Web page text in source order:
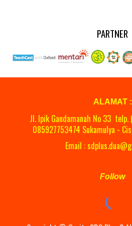
PARTNER
ALAMAT :
Jl. Ipik Gandamanah No 33
085927753474 Sukamulya -
Email :
Follow